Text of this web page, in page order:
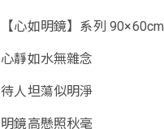
【心如明鏡】系列 90×60cm
心靜如水無雜念
待人坦蕩似明淨
明鏡高懸照秋毫